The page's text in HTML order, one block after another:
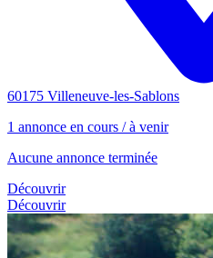
60175 Villeneuve-les-Sablons
1 annonce en cours / à venir
Aucune annonce terminée
Découvrir
Découvrir